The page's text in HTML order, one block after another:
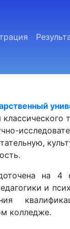
на 4
и
колледже.